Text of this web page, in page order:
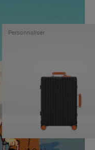
Personnaliser